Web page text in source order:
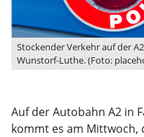
Stockender Verkehr auf der
Wunstorf-Luthe. (Foto:
Auf der Autobahn A2 in
kommt es am Mittwoch,